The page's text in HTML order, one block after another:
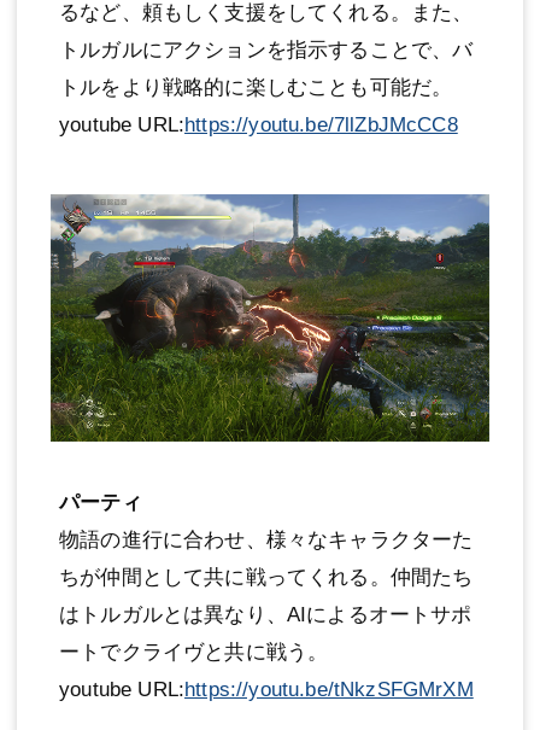
るなど、頼もしく支援をしてくれる。また、
トルガルにアクションを指示することで、バ
トルをより戦略的に楽しむことも可能だ。
youtube URL:https://youtu.be/7llZbJMcCC8
パーティ
物語の進行に合わせ、様々なキャラクターた
ちが仲間として共に戦ってくれる。仲間たち
はトルガルとは異なり、AIによるオートサポ
ートでクライヴと共に戦う。
youtube URL:https://youtu.be/tNkzSFGMrXM